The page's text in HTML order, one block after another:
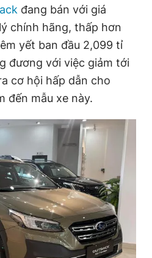
Bạn cần biết
Liên hệ quảng cáo
thoại
đang bán với giá
chính hãng, thấp hơn
yết ban đầu 2,099 tỉ
đương với việc giảm tới
cơ hội hấp dẫn cho
đến mẫu xe này.